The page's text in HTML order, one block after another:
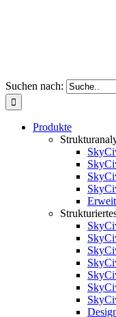
Suchen nach:
Produkte